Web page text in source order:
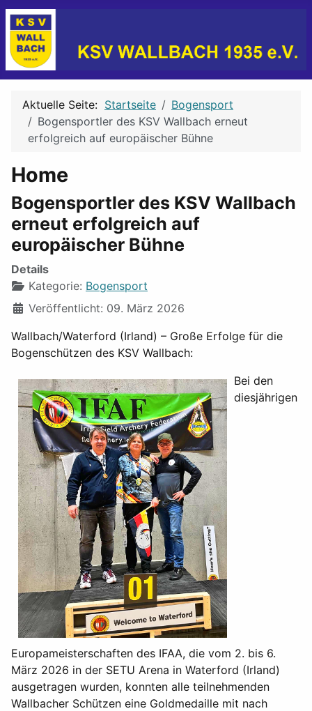
Aktuelle Seite: Startseite
Bogensport
Bogensportler des KSV Wallbach erneut
erfolgreich auf europäischer Bühne
Home
Bogensportler des KSV Wallbach
erneut erfolgreich auf
europäischer Bühne
Details
Kategorie: Bogensport
Veröffentlicht: 09. März 2026
Wallbach/Waterford (Irland) – Große Erfolge für die
Bogenschützen des KSV Wallbach:
Bei den
diesjährigen
Europameisterschaften des IFAA, die vom 2. bis 6.
März 2026 in der SETU Arena in Waterford (Irland)
ausgetragen wurden, konnten alle teilnehmenden
Wallbacher Schützen eine Goldmedaille mit nach